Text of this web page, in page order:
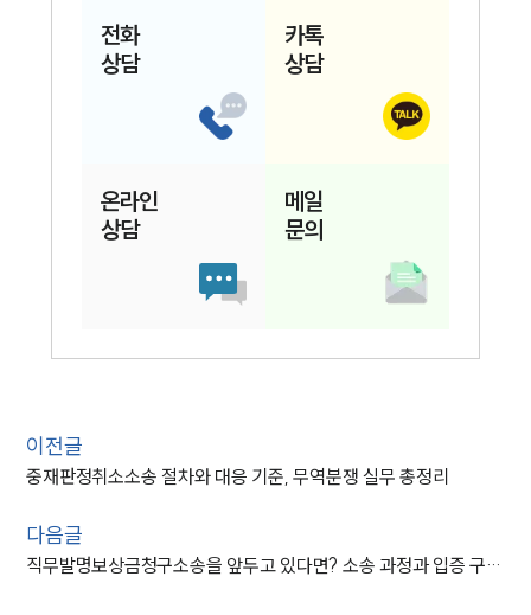
전화
상담
카톡
상담
온라인
상담
메일
문의
이전글
중재판정취소소송 절차와 대응 기준, 무역분쟁 실무 총정리
다음글
직무발명보상금청구소송을 앞두고 있다면? 소송 과정과 입증 구조 체크